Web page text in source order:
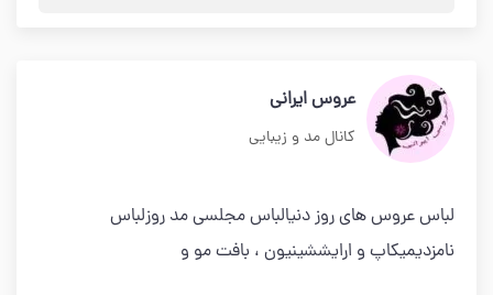
عروس ایرانی
کانال مد و زیبایی
لباس عروس های روز دنیالباس مجلسی مد روزلباس
نامزدیمیکاپ و ارایششینیون ، بافت مو و